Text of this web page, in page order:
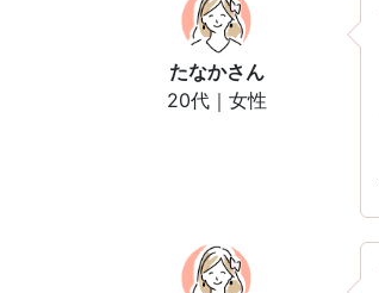
たなかさん
20代｜女性